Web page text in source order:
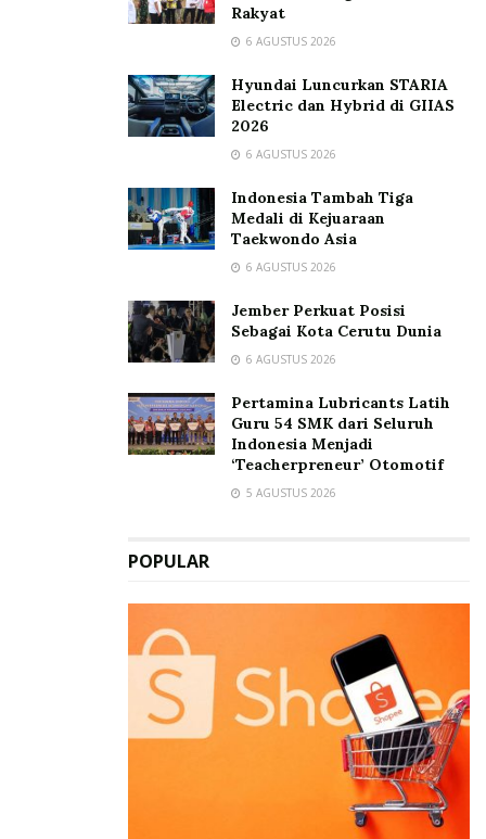
Rakyat
6 AGUSTUS 2026
Hyundai Luncurkan STARIA
Electric dan Hybrid di GIIAS
2026
6 AGUSTUS 2026
Indonesia Tambah Tiga
Medali di Kejuaraan
Taekwondo Asia
6 AGUSTUS 2026
Jember Perkuat Posisi
Sebagai Kota Cerutu Dunia
6 AGUSTUS 2026
Pertamina Lubricants Latih
Guru 54 SMK dari Seluruh
Indonesia Menjadi
‘Teacherpreneur’ Otomotif
5 AGUSTUS 2026
POPULAR